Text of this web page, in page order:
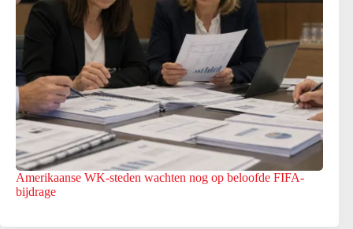
Amerikaanse WK-steden wachten nog op beloofde FIFA-
bijdrage